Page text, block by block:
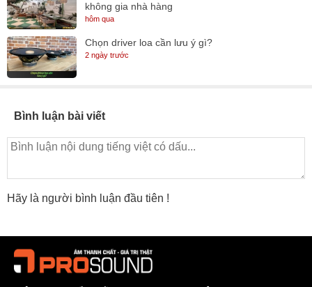
không gia nhà hàng
hôm qua
Chọn driver loa cần lưu ý gì?
2 ngày trước
Bình luận bài viết
Hãy là người bình luận đầu tiên !